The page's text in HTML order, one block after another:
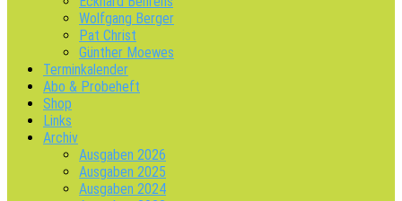
Wolfgang Berger
Pat Christ
Günther Moewes
Terminkalender
Abo & Probeheft
Shop
Links
Archiv
Ausgaben 2026
Ausgaben 2025
Ausgaben 2024